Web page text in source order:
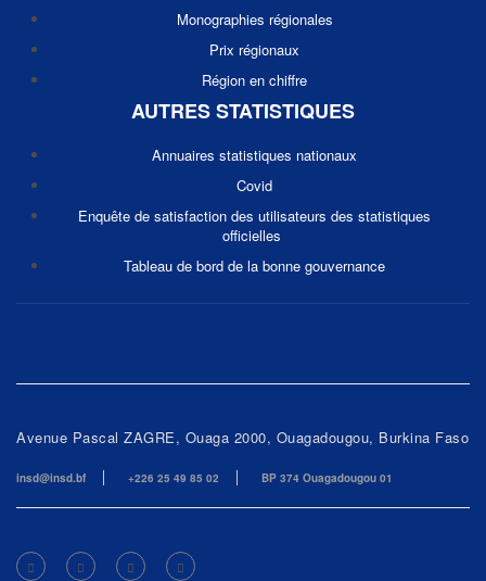
Monographies régionales
Prix régionaux
Région en chiffre
AUTRES STATISTIQUES
Annuaires statistiques nationaux
Covid
Enquête de satisfaction des utilisateurs des statistiques
officielles
Tableau de bord de la bonne gouvernance
Avenue Pascal ZAGRE, Ouaga 2000, Ouagadougou, Burkina Faso
insd@insd.bf +226 25 49 85 02 BP 374 Ouagadougou 01